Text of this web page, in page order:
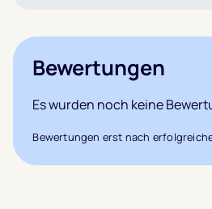
Bewertungen
Es wurden noch keine
Bewertungen erst nach